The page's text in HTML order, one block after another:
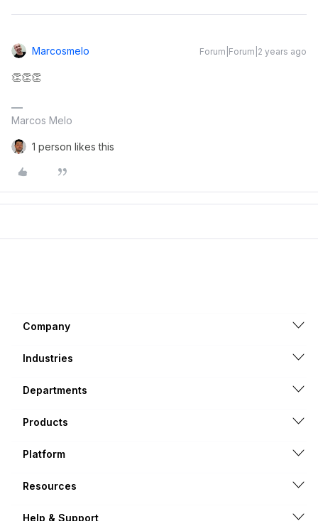
Marcosmelo Forum|Forum|2 years ago
👏👏👏
Marcos Melo
1 person likes this
Company
Industries
Departments
Products
Platform
Resources
Help & Support